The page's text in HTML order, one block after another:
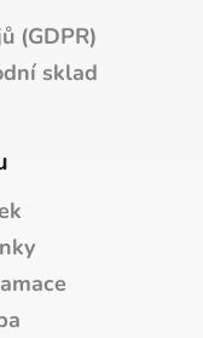
(GDPR)
sklad